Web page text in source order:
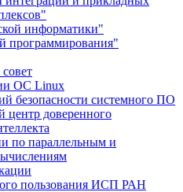
информатики"
программирования"
ОС Linux
безопасности системного ПО
центр доверенного
по параллельным и
пользования ИСП РАН